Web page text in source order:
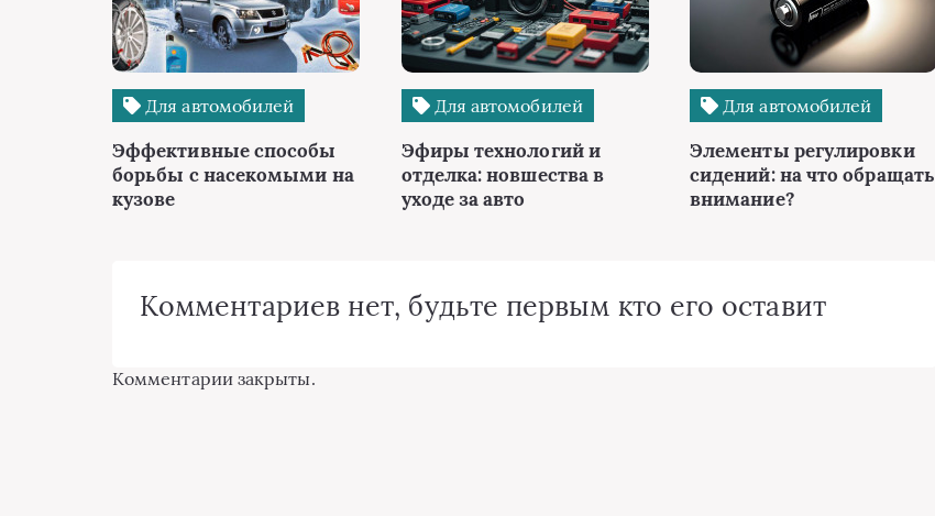
Для автомобилей
Эффективные способы
борьбы с насекомыми на
кузове
Для автомобилей
Эфиры технологий и
отделка: новшества в
уходе за авто
Для автомобилей
Элементы регулировки
сидений: на что обращать
внимание?
Комментариев нет, будьте первым кто его оставит
Комментарии закрыты.